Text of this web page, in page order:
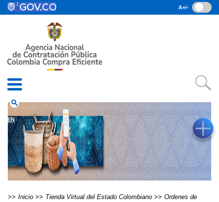
Pasar al contenido principal
• Consulta RUES
• Preguntas Frecuentes
search
EN
A+/-
Inicio Tienda Virtual del Estado Colombiano
Ordenes de